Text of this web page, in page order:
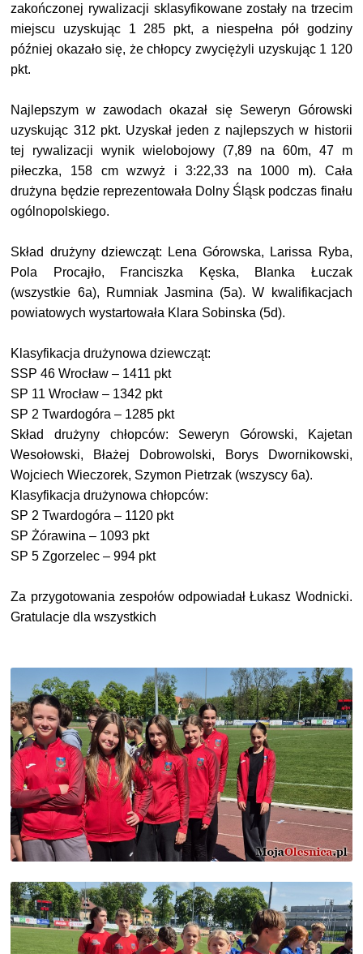
zakończonej rywalizacji sklasyfikowane zostały na trzecim
miejscu uzyskując 1 285 pkt, a niespełna pół godziny
później okazało się, że chłopcy zwyciężyli uzyskując 1 120
pkt.
Najlepszym w zawodach okazał się Seweryn Górowski
uzyskując 312 pkt. Uzyskał jeden z najlepszych w historii
tej rywalizacji wynik wielobojowy (7,89 na 60m, 47 m
piłeczka, 158 cm wzwyż i 3:22,33 na 1000 m). Cała
drużyna będzie reprezentowała Dolny Śląsk podczas finału
ogólnopolskiego.
Skład drużyny dziewcząt: Lena Górowska, Larissa Ryba,
Pola Procajło, Franciszka Kęska, Blanka Łuczak
(wszystkie 6a), Rumniak Jasmina (5a). W kwalifikacjach
powiatowych wystartowała Klara Sobinska (5d).
Klasyfikacja drużynowa dziewcząt:
SSP 46 Wrocław – 1411 pkt
SP 11 Wrocław – 1342 pkt
SP 2 Twardogóra – 1285 pkt
Skład drużyny chłopców: Seweryn Górowski, Kajetan
Wesołowski, Błażej Dobrowolski, Borys Dwornikowski,
Wojciech Wieczorek, Szymon Pietrzak (wszyscy 6a).
Klasyfikacja drużynowa chłopców:
SP 2 Twardogóra – 1120 pkt
SP Żórawina – 1093 pkt
SP 5 Zgorzelec – 994 pkt
Za przygotowania zespołów odpowiadał Łukasz Wodnicki.
Gratulacje dla wszystkich